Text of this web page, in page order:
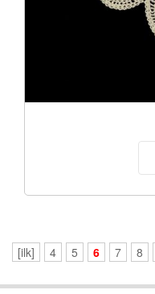
[ilk] 4 5 6 7 8